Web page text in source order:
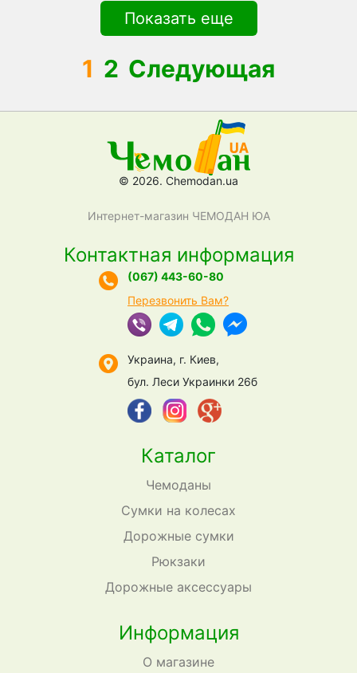
Показать еще
1 2 Следующая
© 2026. Chemodan.ua
Интернет-магазин ЧЕМОДАН ЮА
Каталог
Чемоданы
Сумки на колесах
Дорожные сумки
Рюкзаки
Дорожные аксессуары
Информация
О магазине
Контактная информация
(067) 443-60-80
Перезвонить Вам?
Украина, г. Киев,
бул. Леси Украинки 26б